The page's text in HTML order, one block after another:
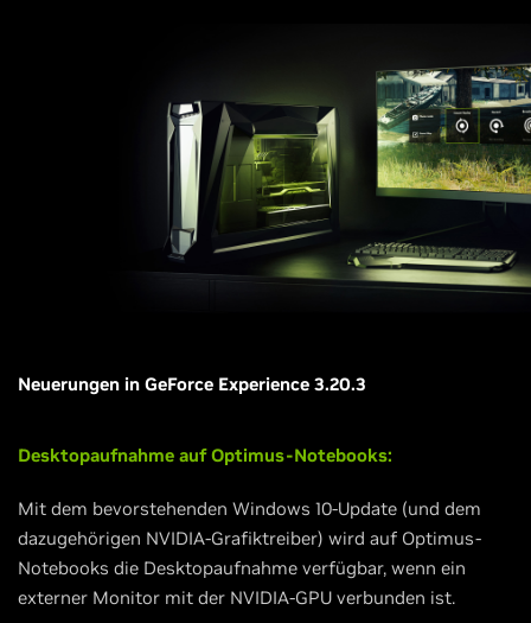
Neuerungen in GeForce Experience 3.20.3
Desktopaufnahme auf Optimus-Notebooks:
Mit dem bevorstehenden Windows 10-Update (und dem
dazugehörigen NVIDIA-Grafiktreiber) wird auf Optimus-
Notebooks die Desktopaufnahme verfügbar, wenn ein
externer Monitor mit der NVIDIA-GPU verbunden ist.